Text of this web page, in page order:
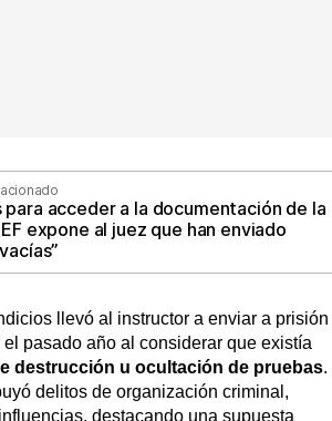
para acceder a la documentación de la
expone al juez que han enviado
llevó al instructor a enviar a prisión
pasado año al considerar que existía
destrucción u ocultación de pruebas.
delitos de organización criminal,
destacando una supuesta